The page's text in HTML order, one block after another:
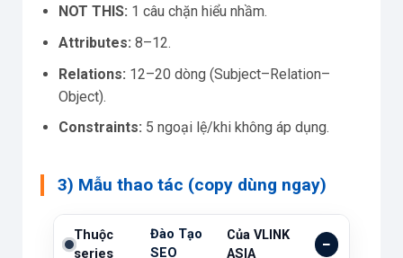
NOT THIS: 1 câu chặn hiểu nhầm.
Attributes: 8–12.
Relations: 12–20 dòng (Subject–Relation–
Object).
Constraints: 5 ngoại lệ/khi không áp dụng.
3) Mẫu thao tác (copy dùng ngay)
Thuộc
series
Đào Tạo
SEO
Của VLINK
ASIA